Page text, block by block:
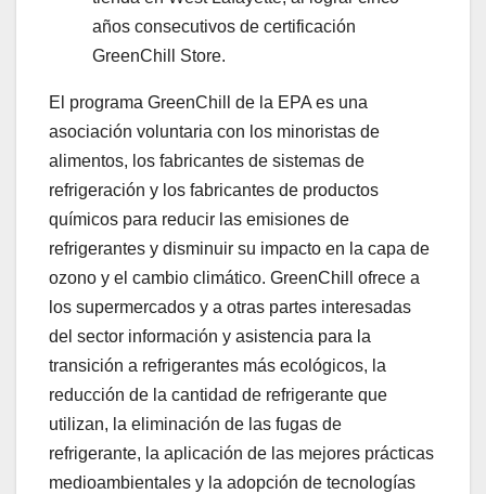
años consecutivos de certificación
GreenChill Store.
El programa GreenChill de la EPA es una
asociación voluntaria con los minoristas de
alimentos, los fabricantes de sistemas de
refrigeración y los fabricantes de productos
químicos para reducir las emisiones de
refrigerantes y disminuir su impacto en la capa de
ozono y el cambio climático. GreenChill ofrece a
los supermercados y a otras partes interesadas
del sector información y asistencia para la
transición a refrigerantes más ecológicos, la
reducción de la cantidad de refrigerante que
utilizan, la eliminación de las fugas de
refrigerante, la aplicación de las mejores prácticas
medioambientales y la adopción de tecnologías